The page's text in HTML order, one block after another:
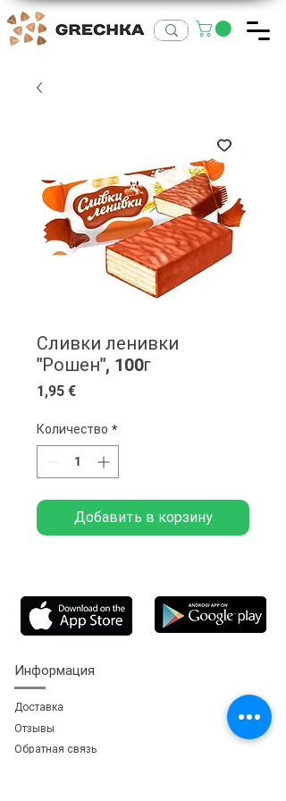
Сливки ленивки
"Рошен", 100г
1,95 €Цена
Количество *
Добавить в корзину
Информация
Доставка
Отзывы
Обратная связь